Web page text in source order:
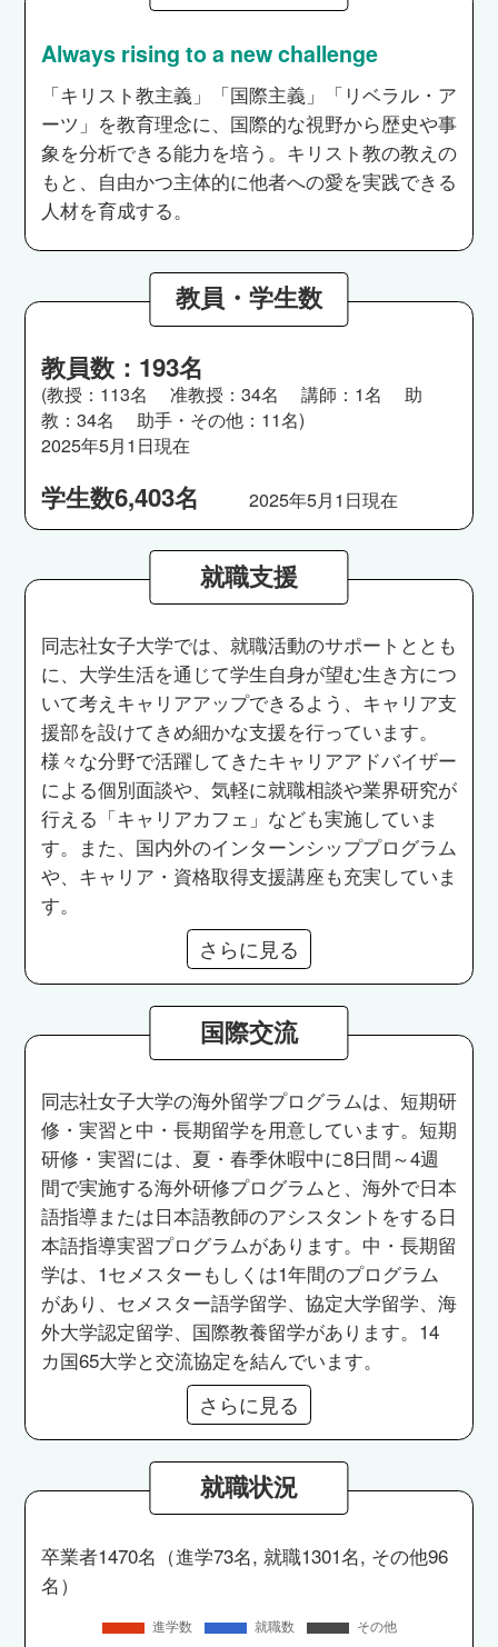
Always rising to a new challenge
「キリスト教主義」「国際主義」「リベラル・ア
ーツ」を教育理念に、国際的な視野から歴史や事
象を分析できる能力を培う。キリスト教の教えの
もと、自由かつ主体的に他者への愛を実践できる
人材を育成する。
教員・学生数
教員数：193名
(教授：113名 准教授：34名 講師：1名 助
教：34名 助手・その他：11名)
2025年5月1日現在
学生数6,403名 2025年5月1日現在
就職支援
同志社女子大学では、就職活動のサポートととも
に、大学生活を通じて学生自身が望む生き方につ
いて考えキャリアアップできるよう、キャリア支
援部を設けてきめ細かな支援を行っています。
様々な分野で活躍してきたキャリアアドバイザー
による個別面談や、気軽に就職相談や業界研究が
行える「キャリアカフェ」なども実施していま
す。また、国内外のインターンシッププログラム
や、キャリア・資格取得支援講座も充実していま
す。
さらに見る
国際交流
同志社女子大学の海外留学プログラムは、短期研
修・実習と中・長期留学を用意しています。短期
研修・実習には、夏・春季休暇中に8日間～4週
間で実施する海外研修プログラムと、海外で日本
語指導または日本語教師のアシスタントをする日
本語指導実習プログラムがあります。中・長期留
学は、1セメスターもしくは1年間のプログラム
があり、セメスター語学留学、協定大学留学、海
外大学認定留学、国際教養留学があります。14
カ国65大学と交流協定を結んでいます。
さらに見る
就職状況
卒業者1470名（進学73名, 就職1301名, その他96
名）